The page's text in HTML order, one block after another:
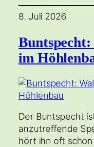
8. Juli 2026
im
Der Buntspecht
anzutreffende
hört ihn oft